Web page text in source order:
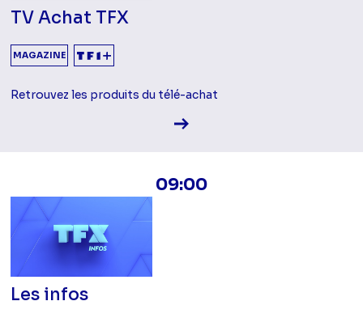
TV Achat TFX
MAGAZINE
Retrouvez les produits du télé-achat
Voir la fiche diffusion
09:00
Les infos